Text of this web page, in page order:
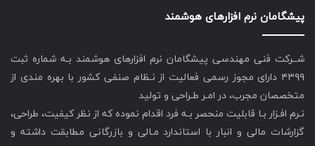
پیشگامان نرم افزارهای هوشمند
شــرکت فنی مهندسی پیشگامان نرم افزارهای هوشمند بـه شماره ثبت
۴۳۹۹ دارای مجوز رسمی فعالیت از نـظام صنفی کشور با بهره مندی از
متخصصان مجرب، در امـر طـراحی و تولید
نـرم افـزار بـا قابلیت منحصر بـه فرد اقدام نموده که از نظر کیفیت، طراحی،
گزارشات مالی و انبار با استاندارد مـالی و بازرگانی مطابقت داشته و